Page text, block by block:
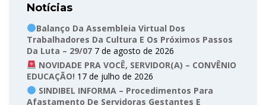
Notícias
Balanço Da Assembleia Virtual Dos
Trabalhadores Da Cultura E Os Próximos Passos
Da Luta – 29/07 7 de agosto de 2026
NOVIDADE PRA VOCÊ, SERVIDOR(A) – CONVÊNIO
EDUCAÇÃO! 17 de julho de 2026
SINDIBEL INFORMA – Procedimentos Para
Afastamento De Servidoras Gestantes E